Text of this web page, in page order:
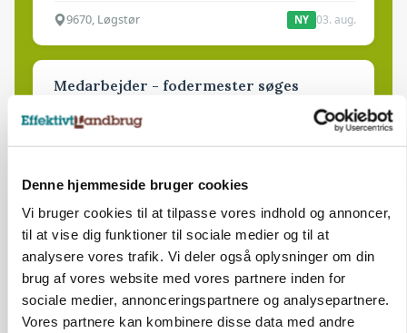
Denne hjemmeside bruger cookies
Vi bruger cookies til at tilpasse vores indhold og annoncer,
til at vise dig funktioner til sociale medier og til at
analysere vores trafik. Vi deler også oplysninger om din
brug af vores website med vores partnere inden for
sociale medier, annonceringspartnere og analysepartnere.
Vores partnere kan kombinere disse data med andre
9670, Løgstør NY 03. aug.
Medarbejder - fodermester søges
Kalve Grovfoder
6270, Tønder